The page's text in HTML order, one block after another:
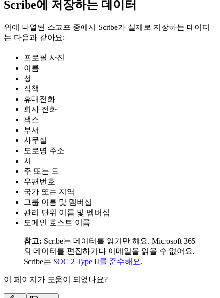
Scribe에 저장하는 데이터
위에 나열된 스코프 중에서 Scribe가 실제로 저장하는 데이터
는 다음과 같아요:
프로필 사진
이름
성
직책
휴대전화
회사 전화
팩스
부서
사무실
도로명 주소
시
주 또는 도
우편번호
국가 또는 지역
그룹 이름 및 멤버십
관리 단위 이름 및 멤버십
도메인 호스트 이름
참고: Scribe는 데이터를 읽기만 해요. Microsoft 365
의 데이터를 편집하거나 이메일을 읽을 수 없어요.
Scribe는 SOC 2 Type II를 준수해요.
이 페이지가 도움이 되었나요?